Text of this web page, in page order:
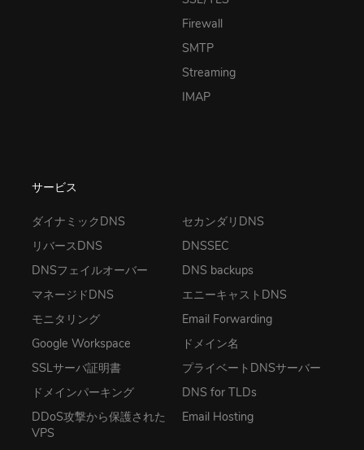
Firewall
SMTP
Streaming
IMAP
サービス
ダイナミックDNS
リバースDNS
DNSフェイルオーバー
マネージドDNS
モニタリング
Google Workspace
SSLサーバ証明書
ドメインパーキング
DDoS攻撃から保護された
VPS
セカンダリDNS
DNSSEC
DNS backups
エニーキャストDNS
Email Forwarding
ドメイン名
プライベートDNSサーバー
DNS for TLDs
Email Hosting